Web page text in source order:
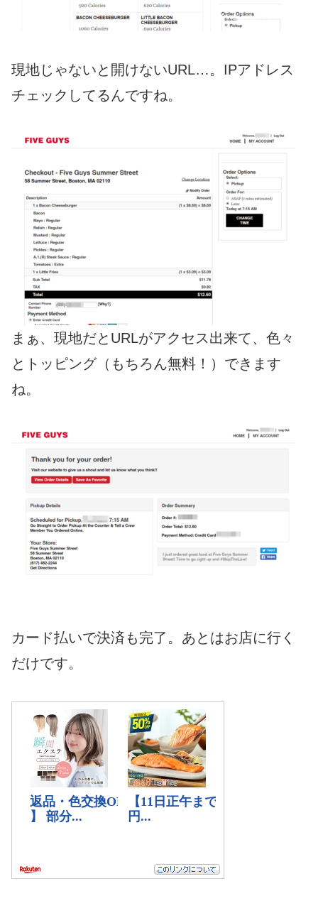
現地じゃないと開けないURL…。IPアドレス
チェックしてるんですね。
まぁ、現地だとURLがアクセス出来て、色々
とトッピング（もちろん無料！）できます
ね。
カード払いで決済も完了。あとはお店に行く
だけです。